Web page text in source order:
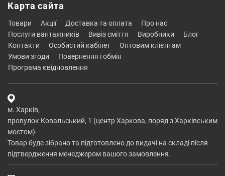
Карта сайта
товари акції доставка та оплата
про нас
послуги вантажників
вивіз сміття виробники
блог
контакти
особистий кабінет
оптовим клієнтам
умови згоди
повернення і обмін
програма євідновлення
м. Харків,
провулок Ковальський, 1 (центр Харкова, поряд з Харківським
мостом)
Товар буде зібрано та підготовлено до видачі на складі після
підтвердження менеджером вашого замовлення.